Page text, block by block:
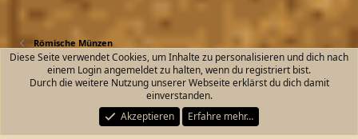
Römische Münzen
Kontakt Nutzungsbedingungen
Datenschutz
Start
R
S
Community platform by XenForo® © 2010-2026 XenForo Ltd.
Diese Seite verwendet Cookies, um Inhalte zu personalisieren und dich nach
einem Login angemeldet zu halten, wenn du registriert bist.
Durch die weitere Nutzung unserer Webseite erklärst du dich damit
einverstanden.
Akzeptieren
Erfahre mehr…